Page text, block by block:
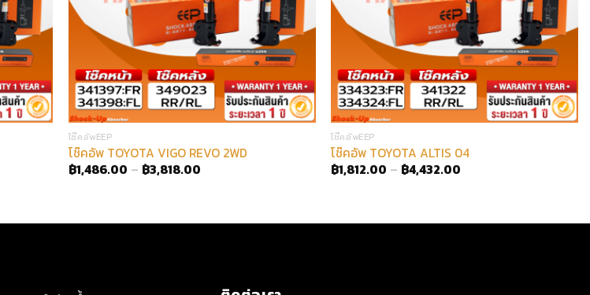
โช๊คอัพEEP
โช๊คอัพ TOYOTA VIGO REVO 2WD
฿1,486.00 – ฿3,818.00
โช๊คอัพEEP
โช๊คอัพ TOYOTA ALTIS 04
฿1,812.00 – ฿4,432.00